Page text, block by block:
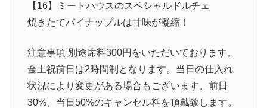
【16】ミートハウスのスペシャルドルチェ
焼きたてパイナップルは甘味が凝縮！
注意事項 別途席料300円をいただいております。
金土祝前日は2時間制となります。当日の仕入れ
状況により変更がある場合もございます。前日
30%、当日50%のキャンセル料を頂戴致します。